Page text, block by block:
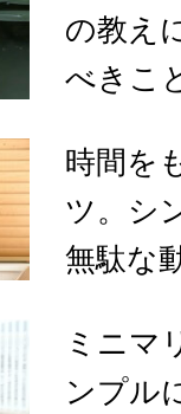
の教え
べきこ
時間を
ツ。シ
無駄な
ミニマ
ンプル